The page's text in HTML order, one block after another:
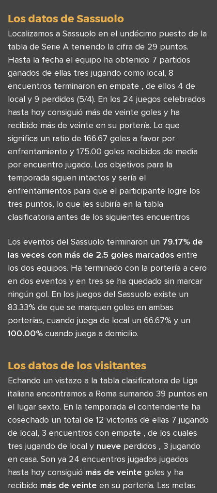
Los datos de Sassuolo
Localizamos a Sassuolo en el undécimo puesto de la
tabla de Serie A teniendo la cifra de 29 puntos.
Hasta la fecha el equipo ha obtenido 7 partidos
ganados de ellas tres jugando como local, 8
encuentros terminaron en empate , de ellos 4 de
local y 9 perdidos (5/4). En los 24 juegos celebrados
hasta hoy consiguió más de veinte goles y ha
recibido más de veinte en su portería. Lo que
significa un ratio de 166.67 goles a favor por
enfrentamiento y 175.00 goles recibidos de media
por encuentro jugado. Los objetivos para la
temporada siguen intactos y sería el
enfrentamientos para que el participante logre los
tres puntos, lo que les subiría en la tabla
clasificatoria antes de los siguientes encuentros
Los eventos del Sassuolo terminaron un 79.17% de
las veces con más de 2.5 goles marcados entre
los dos equipos. Ha terminado con la portería a cero
en dos eventos y en tres se ha quedado sin marcar
ningún gol. En los juegos del Sassuolo existe un
83.33% de que se marquen goles en ambas
porterías, cuando juega de local un 66.67% y un
100.00% cuando juega a domicilio.
Los datos de los visitantes
Echando un vistazo a la tabla clasificatoria de Liga
italiana encontramos a Roma sumando 39 puntos en
el lugar sexto. En la temporada el contendiente ha
cosechado un total de 12 victorias de ellas 7 jugando
de local, 3 encuentros con empate , de los cuales
tres jugando de local y nueve perdidos , 3 jugando
en casa. Son ya 24 encuentros jugados jugados
hasta hoy consiguió más de veinte goles y ha
recibido más de veinte en su portería. Las metas